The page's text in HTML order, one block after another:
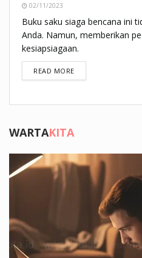
02/11/2023
Buku saku siaga bencana ini
Anda. Namun, memberikan
kesiapsiagaan.
READ MOREDETAILS
WARTAKITA